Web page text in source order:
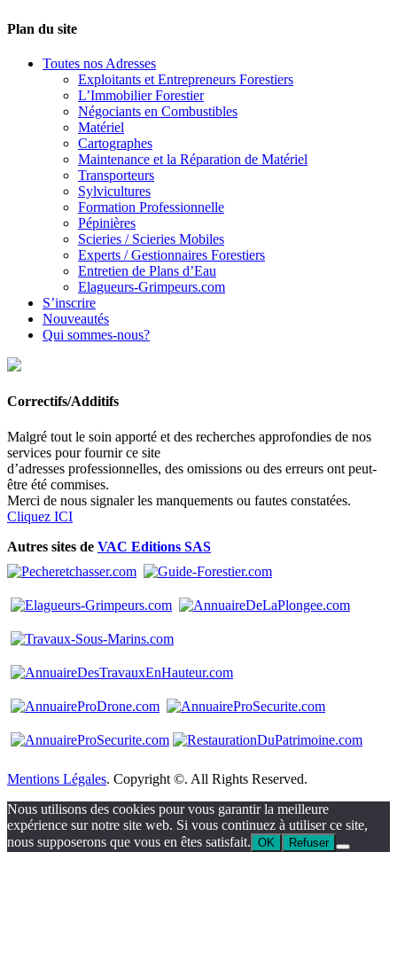
Plan du site
Toutes nos Adresses
Exploitants et Entrepreneurs Forestiers
L’Immobilier Forestier
Négociants en Combustibles
Matériel
Cartographes
Maintenance et la Réparation de Matériel
Transporteurs
Sylvicultures
Formation Professionnelle
Pépinières
Scieries / Scieries Mobiles
Experts / Gestionnaires Forestiers
Entretien de Plans d’Eau
Elagueurs-Grimpeurs.com
S’inscrire
Nouveautés
Qui sommes-nous?
Correctifs/Additifs
Malgré tout le soin apporté et des recherches approfondies de nos
services pour fournir ce site
d’adresses professionnelles, des omissions ou des erreurs ont peut-
être été commises.
Merci de nous signaler les manquements ou fautes constatées.
Cliquez ICI
Autres sites de VAC Editions SAS
Mentions Légales. Copyright ©. All Rights Reserved.
Nous utilisons des cookies pour vous garantir la meilleure
expérience sur notre site web. Si vous continuez à utiliser ce site,
nous supposerons que vous en êtes satisfait. OK Refuser